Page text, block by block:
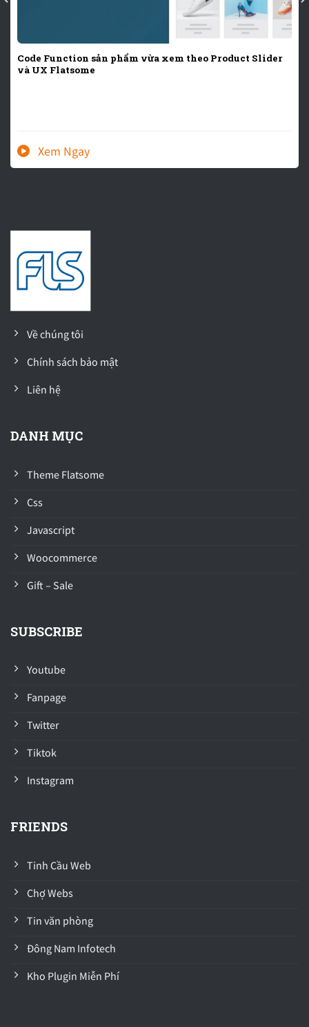
Code Function sản phẩm vừa xem theo Product Slider
và UX Flatsome
Về chúng tôi
Chính sách bảo mật
Liên hệ
DANH MỤC
Theme Flatsome
Css
Javascript
Woocommerce
Gift – Sale
SUBSCRIBE
Youtube
Fanpage
Twitter
Tiktok
Instagram
FRIENDS
Tinh Cầu Web
Chợ Webs
Tin văn phòng
Đông Nam Infotech
Kho Plugin Miễn Phí